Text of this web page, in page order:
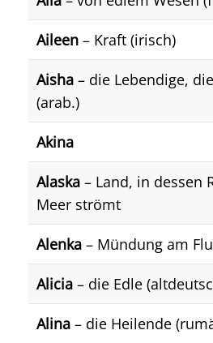
Aileen – Kraft (irisch)
Aisha – die Lebendige,
(arab.)
Akina
Alaska – Land, in dessen
Meer strömt
Alenka – Mündung am
Alicia – die Edle
Alina – die Heilende